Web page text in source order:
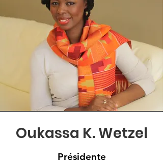
Oukassa K. Wetzel
Présidente